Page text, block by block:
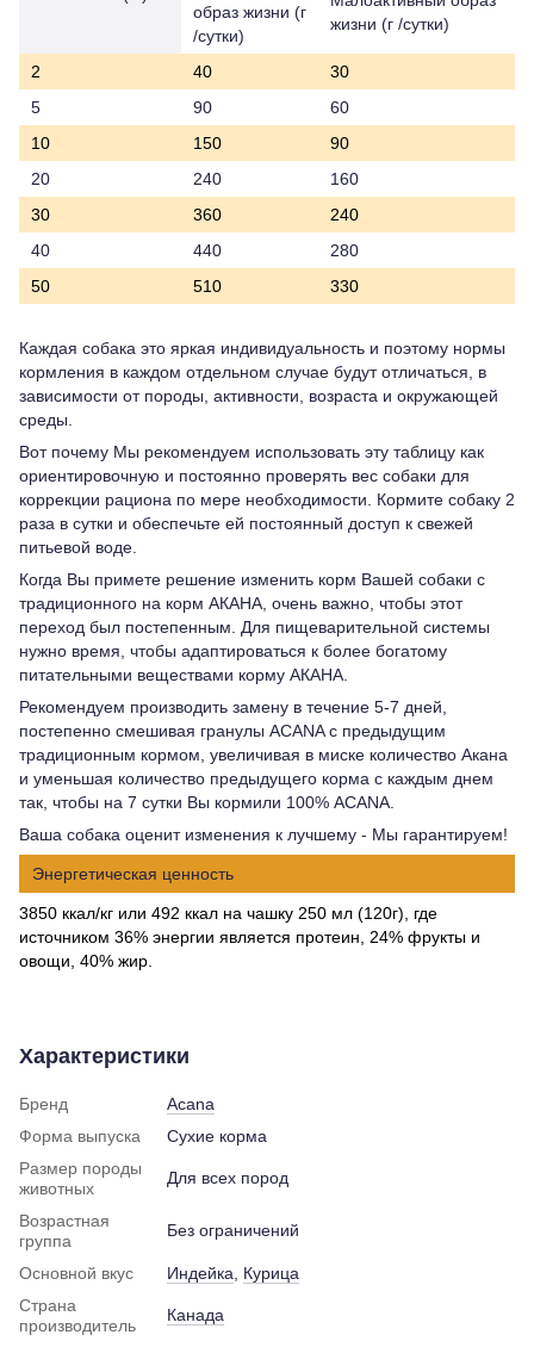
образ жизни (г
/сутки)
жизни (г /сутки)
2 40
30
5
90
60
10
150
90
20
240
160
30
360
240
40
440
280
50
510 330
Каждая собака это яркая индивидуальность и поэтому нормы
кормления в каждом отдельном случае будут отличаться, в
зависимости от породы, активности, возраста и окружающей
среды.
Вот почему Мы рекомендуем использовать эту таблицу как
ориентировочную и постоянно проверять вес собаки для
коррекции рациона по мере необходимости. Кормите собаку 2
раза в сутки и обеспечьте ей постоянный доступ к свежей
питьевой воде.
Когда Вы примете решение изменить корм Вашей собаки с
традиционного на корм АКАНА, очень важно, чтобы этот
переход был постепенным. Для пищеварительной системы
нужно время, чтобы адаптироваться к более богатому
питательными веществами корму АКАНА.
Рекомендуем производить замену в течение 5-7 дней,
постепенно смешивая гранулы ACANA с предыдущим
традиционным кормом, увеличивая в миске количество Акана
и уменьшая количество предыдущего корма с каждым днем
так, чтобы на 7 сутки Вы кормили 100% ACANA.
Ваша собака оценит изменения к лучшему - Мы гарантируем!
Энергетическая ценность
3850 ккал/кг или 492 ккал на чашку 250 мл (120г), где
источником 36% энергии является протеин, 24% фрукты и
овощи, 40% жир.
Характеристики
Бренд
Acana
Форма выпуска
Сухие корма
Размер породы
животных
Для всех пород
Возрастная
группа
Без ограничений
Основной вкус Индейка
Курица
Страна
производитель
Канада